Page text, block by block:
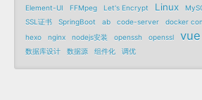
Element-UI
FFMpeg Let's Encrypt Linux
SSL证书
SpringBoot ab code-server docker
hexo
nginx nodejs安装 openssh openssl vue
数据库设计
数据源 组件化 调优